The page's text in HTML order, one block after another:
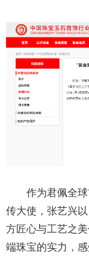
作为君佩全
传大使，张艺兴
方匠心与工艺之
端珠宝的实力，